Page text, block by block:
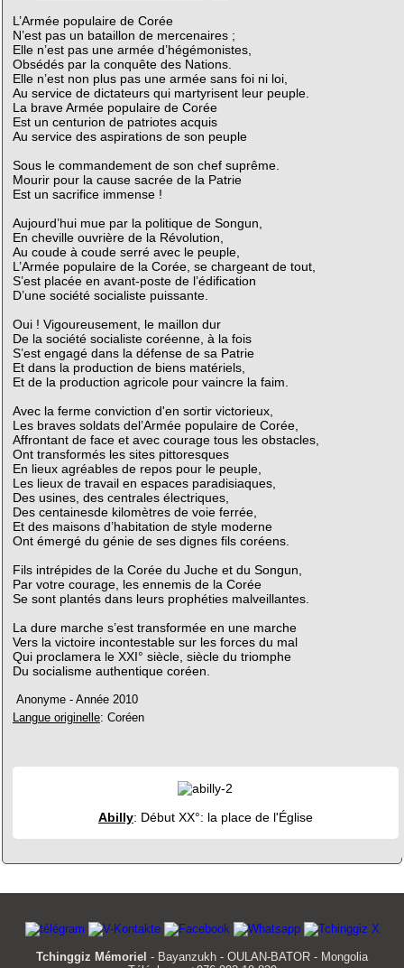
L’Armée populaire de Corée
N’est pas un bataillon de mercenaires ;
Elle n’est pas une armée d’hégémonistes,
Obsédés par la conquête des Nations.
Elle n’est non plus pas une armée sans foi ni loi,
Au service de dictateurs qui martyrisent leur peuple.
La brave Armée populaire de Corée
Est un centurion de patriotes acquis
Au service des aspirations de son peuple
Sous le commandement de son chef suprême.
Mourir pour la cause sacrée de la Patrie
Est un sacrifice immense !
Aujourd’hui mue par la politique de Songun,
En cheville ouvrière de la Révolution,
Au coude à coude serré avec le peuple,
L’Armée populaire de la Corée, se chargeant de tout,
S’est placée en avant-poste de l’édification
D’une société socialiste puissante.
Oui ! Vigoureusement, le maillon dur
De la société socialiste coréenne, à la fois
S’est engagé dans la défense de sa Patrie
Et dans la production de biens matériels,
Et de la production agricole pour vaincre la faim.
Avec la ferme conviction d'en sortir victorieux,
Les braves soldats del’Armée populaire de Corée,
Affrontant de face et avec courage tous les obstacles,
Ont transformés les sites pittoresques
En lieux agréables de repos pour le peuple,
Les lieux de travail en espaces paradisiaques,
Des usines, des centrales électriques,
Des centainesde kilomètres de voie ferrée,
Et des maisons d’habitation de style moderne
Ont émergé du génie de ses dignes fils coréens.
Fils intrépides de la Corée du Juche et du Songun,
Par votre courage, les ennemis de la Corée
Se sont plantés dans leurs prophéties malveillantes.
La dure marche s’est transformée en une marche
Vers la victoire incontestable sur les forces du mal
Qui proclamera le XXI° siècle, siècle du triomphe
Du socialisme authentique coréen.
Anonyme - Année 2010
Langue originelle: Coréen
Abilly: Début XX°: la place de l'Église
Tchinggiz Mémoriel - Bayanzukh - OULAN-BATOR - Mongolia